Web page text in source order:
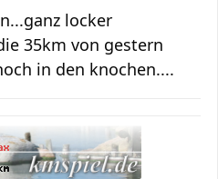
locker
35km von gestern
in den knochen....